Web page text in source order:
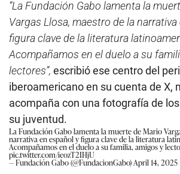
“La Fundación Gabo lamenta la
Vargas Llosa, maestro de la
figura clave de la literatura
Acompañamos en el duelo a su
lectores”, escribió ese centro del
iberoamericano en su cuenta de X,
acompaña con una fotografía de
su juventud.
La Fundación Gabo lamenta la muerte de Mario
narrativa en español y figura clave de la literatura
Acompañamos en el duelo a su familia, amigos y
pic.twitter.com/ieozT2IHjU
— Fundación Gabo (@FundacionGabo)April 14, 2025